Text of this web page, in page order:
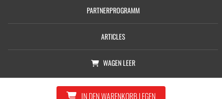
IN DEN WARENKORB LEGEN
PARTNERPROGRAMM
ARTICLES
WAGENLEER
© Copyright 2026, Castolin GmbH